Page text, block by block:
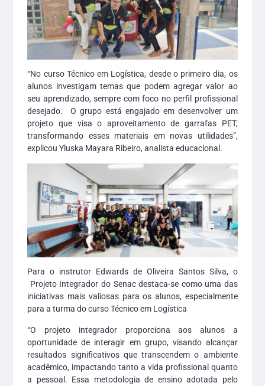
“No curso Técnico em Logística, desde o primeiro dia, os
alunos investigam temas que podem agregar valor ao
seu aprendizado, sempre com foco no perfil profissional
desejado. O grupo está engajado em desenvolver um
projeto que visa o aproveitamento de garrafas PET,
transformando esses materiais em novas utilidades”,
explicou Yluska Mayara Ribeiro, analista educacional.
Para o instrutor Edwards de Oliveira Santos Silva, o
Projeto Integrador do Senac destaca-se como uma das
iniciativas mais valiosas para os alunos, especialmente
para a turma do curso Técnico em Logística
“O projeto integrador proporciona aos alunos a
oportunidade de interagir em grupo, visando alcançar
resultados significativos que transcendem o ambiente
acadêmico, impactando tanto a vida profissional quanto
a pessoal. Essa metodologia de ensino adotada pelo